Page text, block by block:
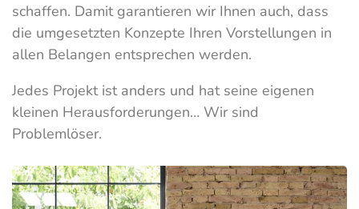
schaffen. Damit garantieren wir Ihnen auch, dass
die umgesetzten Konzepte Ihren Vorstellungen in
allen Belangen entsprechen werden.
Jedes Projekt ist anders und hat seine eigenen
kleinen Herausforderungen… Wir sind
Problemlöser.